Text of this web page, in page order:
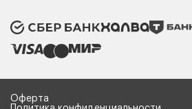
Карьера в MOON
Оферта